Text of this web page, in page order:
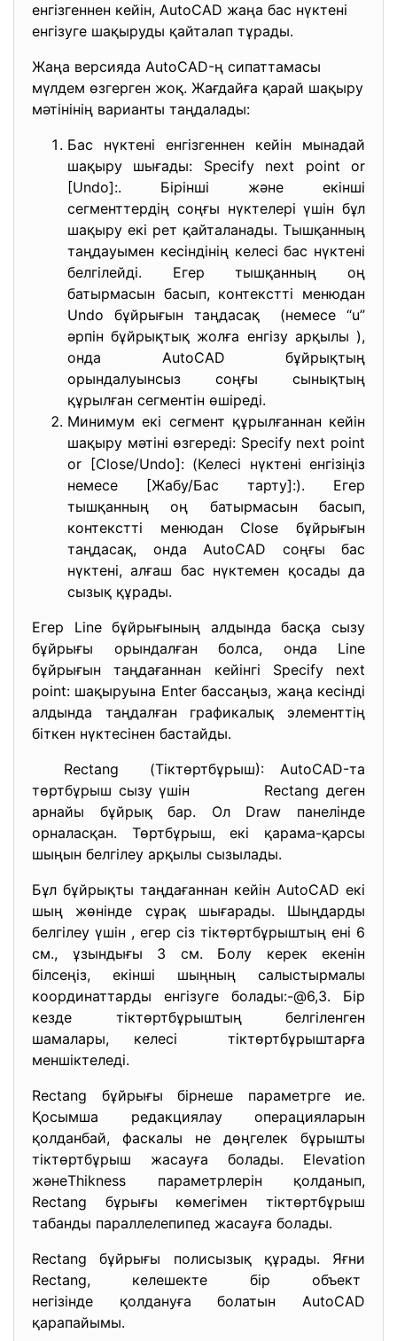
енгізгеннен кейін, AutoCAD жаңа бас нүктені
енгізуге шақыруды қайталап тұрады.
Жаңа версияда AutoCAD-ң сипаттамасы
мүлдем өзгерген жоқ. Жағдайға қарай шақыру
мәтінінің варианты таңдалады:
Бас нүктені енгізгеннен кейін мынадай
шақыру шығады: Specify next point or
[Undo]:. Бірінші және екінші
сегменттердің соңғы нүктелері үшін бұл
шақыру екі рет қайталанады. Тышқанның
таңдауымен кесіндінің келесі бас нүктені
белгілейді. Егер тышқанның оң
батырмасын басып, контекстті менюдан
Undo бұйрығын таңдасақ (немесе “u”
әрпін бұйрықтық жолға енгізу арқылы ),
онда AutoCAD бұйрықтың
орындалуынсыз соңғы сынықтың
құрылған сегментін өшіреді.
Минимум екі сегмент құрылғаннан кейін
шақыру мәтіні өзгереді: Specify next point
or [Close/Undo]: (Келесі нүктені енгізіңіз
немесе [Жабу/Бас тарту]:). Егер
тышқанның оң батырмасын басып,
контекстті менюдан Close бұйрығын
таңдасақ, онда AutoCAD соңғы бас
нүктені, алғаш бас нүктемен қосады да
сызық құрады.
Егер Line бұйрығының алдында басқа сызу
бұйрығы орындалған болса, онда Line
бұйрығын таңдағаннан кейінгі Specify next
point: шақыруына Enter бассаңыз, жаңа кесінді
алдында таңдалған графикалық элементтің
біткен нүктесінен бастайды.
Rectang (Тіктөртбұрыш): AutoCAD-та
төртбұрыш сызу үшін Rectang деген
арнайы бұйрық бар. Ол Draw панелінде
орналасқан. Төртбұрыш, екі қарама-қарсы
шыңын белгілеу арқылы сызылады.
Бұл бұйрықты таңдағаннан кейін AutoCAD екі
шың жөнінде сұрақ шығарады. Шыңдарды
белгілеу үшін , егер сіз тіктөртбұрыштың ені 6
см., ұзындығы 3 см. Болу керек екенін
білсеңіз, екінші шыңның салыстырмалы
координаттарды енгізуге болады:-@6,3. Бір
кезде тіктөртбұрыштың белгіленген
шамалары, келесі тіктөртбұрыштарға
меншіктеледі.
Rectang бұйрығы бірнеше параметрге ие.
Қосымша редакциялау операцияларын
қолданбай, фаскалы не дөңгелек бұрышты
тіктөртбұрыш жасауға болады. Elevation
жәнеThikness параметрлерін қолданып,
Rectang бұрығы көмегімен тіктөртбұрыш
табанды параллелепипед жасауға болады.
Rectang бұйрығы полисызық құрады. Яғни
Rectang, келешекте бір объект
негізінде қолдануға болатын AutoCAD
қарапайымы.